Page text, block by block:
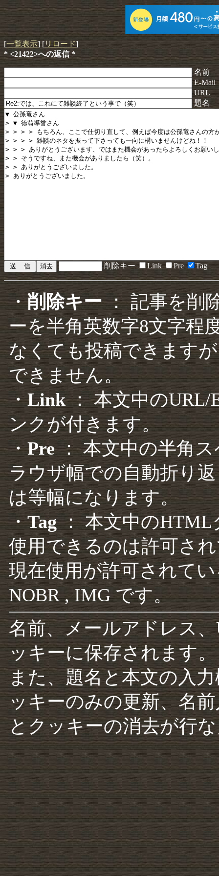
[一覧表示] [リロード]
* <21422>への返信 *
名前
E-Mail
URL
題名
削除キー Link Pre Tag
・削除キー： 記事を削
ーを半角英数字8文字程
なくても投稿できます
できません。
・Link： 本文中のURL/
ンクが付きます。
・Pre： 本文中の半角
ラウザ幅での自動折り
は等幅になります。
・Tag： 本文中のHTML
使用できるのは許可さ
現在使用が許可されて
NOBR , IMG です。
名前、メールアドレス
ッキーに保存されます。
また、題名と本文の入
ッキーのみの更新、名
とクッキーの消去が行